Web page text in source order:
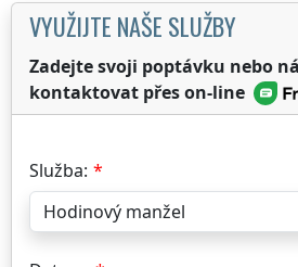
VYUŽIJTE NAŠE SLUŽBY
Zadejte svoji poptávku nebo
kontaktovat přes on-line
Služba: